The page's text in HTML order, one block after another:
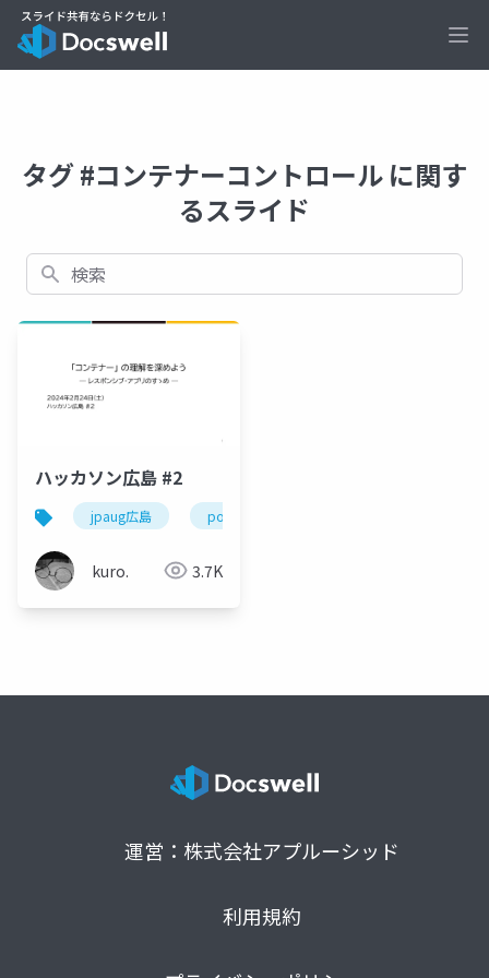
タグ #コンテナーコントロール に関す
るスライド
検索
ハッカソン広島 #2
jpaug広島 power apps
kuro. 3.7K
運営：株式会社アプルーシッド
利用規約